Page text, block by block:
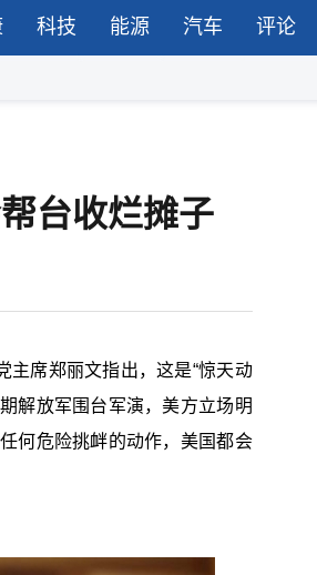
科技 能源 汽车 评论
台收烂摊子
主席郑丽文指出，这是“惊天动
解放军围台军演，美方立场明
何危险挑衅的动作，美国都会